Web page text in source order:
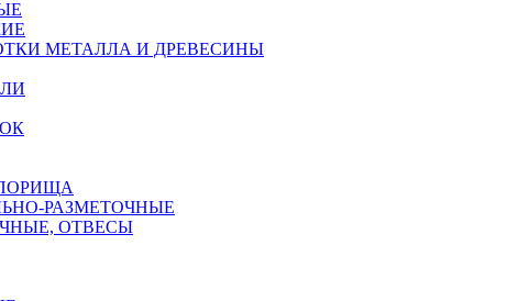
МЕТАЛЛА И ДРЕВЕСИНЫ
РАЗМЕТОЧНЫЕ
ОТВЕСЫ